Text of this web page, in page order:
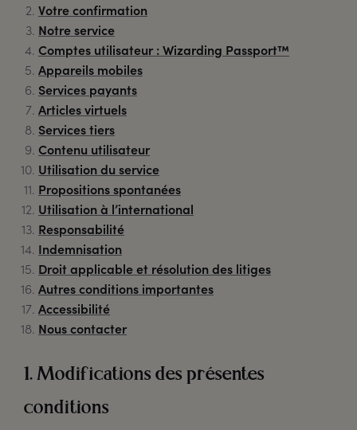
Votre confirmation
Notre service
Comptes utilisateur : Wizarding Passport™
Appareils mobiles
Services payants
Articles virtuels
Services tiers
Contenu utilisateur
Utilisation du service
Propositions spontanées
Utilisation à l’international
Responsabilité
Indemnisation
Droit applicable et résolution des litiges
Autres conditions importantes
Accessibilité
Nous contacter
1. Modifications des présentes
conditions